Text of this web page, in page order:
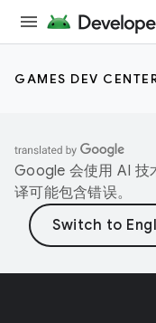
GAMES DEV
Google 会使用 AI 技
译可能包含错误。